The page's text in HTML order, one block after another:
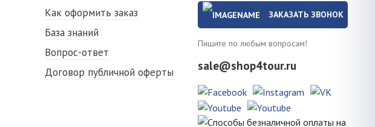
Как оформить заказ
База знаний
Вопрос-ответ
Договор публичной оферты
ЗАКАЗАТЬ ЗВОНОК
Пишите по любым вопросам!
sale@shop4tour.ru